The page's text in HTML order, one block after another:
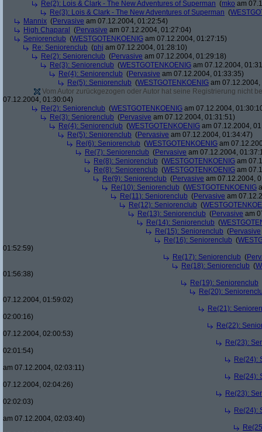
Re(2): Lois & Clark - The New Adventures of Superman (mko am
Re(3): Lois & Clark - The New Adventures of Superman (
Mannix (Pervasive am 07.12.2004, 01:22:54)
High Chaparal
(Pervasive am 07.12.2004, 01:27:04)
Seniorenclub (WESTGOTENKOENIG am 07.12.2004, 01:27:15)
Re: Seniorenclub (phj am 07.12.2004, 01:28:10)
Re(2): Seniorenclub (Pervasive am 07.12.2004, 01:29:18)
Re(3): Seniorenclub (WESTGOTENKOENIG am 07.12.2004,
Re(4): Seniorenclub (Pervasive am 07.12.2004, 01:33:35)
Re(5): Seniorenclub (WESTGOTENKOENIG am
Vom Autor zurückgezogen oder Autor hat seine Registrierung nicht
07.12.2004, 01:30:04)
Re(2): Seniorenclub (WESTGOTENKOENIG am 07.12.2004,
Re(3): Seniorenclub (Pervasive am 07.12.2004, 01:31:51)
Re(4): Seniorenclub (WESTGOTENKOENIG am 07.12.2004,
Re(5): Seniorenclub (Pervasive am 07.12.2004, 01:34:47)
Re(6): Seniorenclub (WESTGOTENKOENIG am
Re(7): Seniorenclub (Pervasive am 07.12.2004,
Re(8): Seniorenclub (WESTGOTENKOENIG am
Re(8): Seniorenclub (WESTGOTENKOENIG am
Re(9): Seniorenclub (Pervasive am 07.12.2004,
Re(10): Seniorenclub (WESTGOTENKOENIG
Re(11): Seniorenclub (Pervasive am
Re(12): Seniorenclub (
Re(13): Seniorenclub (Pervasive am
Re(14): Seniorenclub (
Re(15): Seniorenclub (Pervasive
Re(16): Seniorenclub (
01:52:59)
Re(17): Seniorenclub (
Re(18): Seniorenclub (
01:56:38)
Re(19): Seniorenclub
Re(20):
07.12.2004, 01:59:02)
Re(21):
02:00:16)
Re(22):
07.12.2004, 02:00:53)
Re(23):
02:01:54)
Re(24):
am 07.12.2004, 02:03:11)
Re(24):
07.12.2004, 02:04:26)
Re(23):
02:02:03)
Re(24):
am 07.12.2004, 02:03:40)